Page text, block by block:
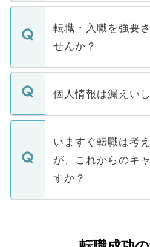
ます。通常、5営業日
いただきますので、
い。
マイナビDOCTORで
うち約3割は、Web
けない「非公開求人
下記の理由によって
ません。
■応募殺到を避ける
関を公にしてしまう
に、医療機関が求め
みを人材紹介会社に
ています。
転職・入職を強要
せんか？
転職・入職を強要す
ん。また、仮に応募
定を承諾する必要は
の辞退の連絡はキャ
ますので、ご安心く
個人情報は漏えい
個人情報が漏えいす
で、ご安心ください
などで収集したご登
ご本人のキャリアア
支援を目的に使用い
ているすべての個人
は、個人情報の取り
いますぐ転職は考
が、これからのキ
すか？
かがいして、現在の